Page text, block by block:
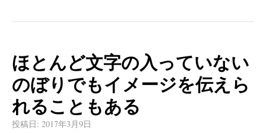
ほとんど文字の入っていない
のぼりでもイメージを伝えら
れることもある
投稿日: 2017年3月9日